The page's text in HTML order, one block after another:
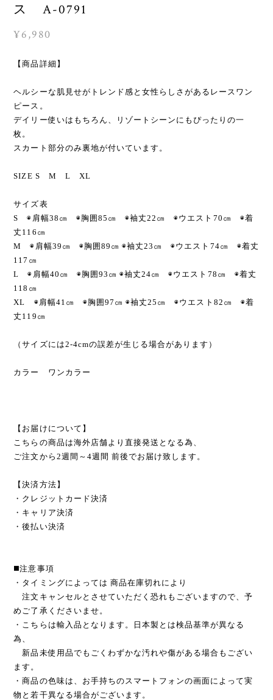
ス A-0791
¥6,980
【商品詳細】
ヘルシーな肌見せがトレンド感と女性らしさがあるレースワン
ピース。
デイリー使いはもちろん、リゾートシーンにもぴったりの一
枚。
スカート部分のみ裏地が付いています。
SIZE S M L XL
サイズ表
S ◉肩幅38㎝ ◉胸囲85㎝ ◉袖丈22㎝ ◉ウエスト70㎝ ◉着
丈116㎝
M ◉肩幅39㎝ ◉胸囲89㎝ ◉袖丈23㎝ ◉ウエスト74㎝ ◉着丈
117㎝
L ◉肩幅40㎝ ◉胸囲93㎝ ◉袖丈24㎝ ◉ウエスト78㎝ ◉着丈
118㎝
XL ◉肩幅41㎝ ◉胸囲97㎝ ◉袖丈25㎝ ◉ウエスト82㎝ ◉着
丈119㎝
（サイズには2-4cmの誤差が生じる場合があります）
カラー ワンカラー
【お届けについて】
こちらの商品は海外店舗より直接発送となる為、
ご注文から2週間～4週間 前後でお届け致します。
【決済方法】
・クレジットカード決済
・キャリア決済
・後払い決済
◼️注意事項
・タイミングによっては 商品在庫切れにより
注文キャンセルとさせていただく恐れもございますので、予
めご了承くださいませ。
・こちらは輸入品となります。日本製とは検品基準が異なる
為、
新品未使用品でもごくわずかな汚れや傷がある場合もござい
ます。
・商品の色味は、お手持ちのスマートフォンの画面によって実
物と若干異なる場合がございます。